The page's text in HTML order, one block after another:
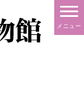
メニュー